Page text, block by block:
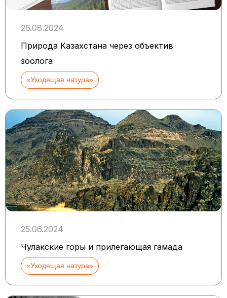
26.08.2024
Природа Казахстана через объектив
зоолога
«Уходящая натура»
25.06.2024
Чулакские горы и прилегающая гамада
«Уходящая натура»